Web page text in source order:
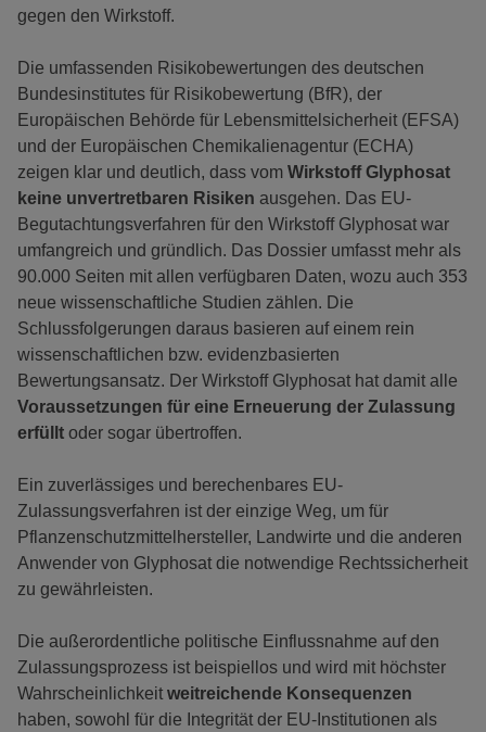
gegen den Wirkstoff.
Die umfassenden Risikobewertungen des deutschen
Bundesinstitutes für Risikobewertung (BfR), der
Europäischen Behörde für Lebensmittelsicherheit (EFSA)
und der Europäischen Chemikalienagentur (ECHA)
zeigen klar und deutlich, dass vom Wirkstoff Glyphosat
keine unvertretbaren Risiken ausgehen. Das EU-
Begutachtungsverfahren für den Wirkstoff Glyphosat war
umfangreich und gründlich. Das Dossier umfasst mehr als
90.000 Seiten mit allen verfügbaren Daten, wozu auch 353
neue wissenschaftliche Studien zählen. Die
Schlussfolgerungen daraus basieren auf einem rein
wissenschaftlichen bzw. evidenzbasierten
Bewertungsansatz. Der Wirkstoff Glyphosat hat damit alle
Voraussetzungen für eine Erneuerung der Zulassung
erfüllt oder sogar übertroffen.
Ein zuverlässiges und berechenbares EU-
Zulassungsverfahren ist der einzige Weg, um für
Pflanzenschutzmittelhersteller, Landwirte und die anderen
Anwender von Glyphosat die notwendige Rechtssicherheit
zu gewährleisten.
Die außerordentliche politische Einflussnahme auf den
Zulassungsprozess ist beispiellos und wird mit höchster
Wahrscheinlichkeit weitreichende Konsequenzen
haben, sowohl für die Integrität der EU-Institutionen als